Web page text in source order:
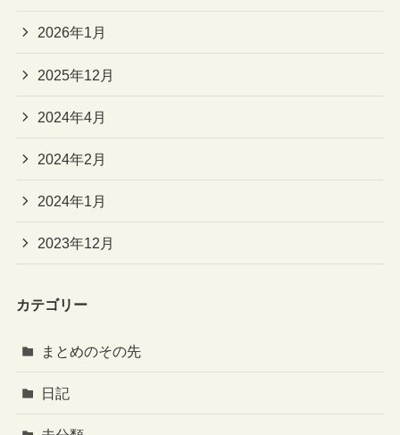
2026年1月
2025年12月
2024年4月
2024年2月
2024年1月
2023年12月
カテゴリー
まとめのその先
日記